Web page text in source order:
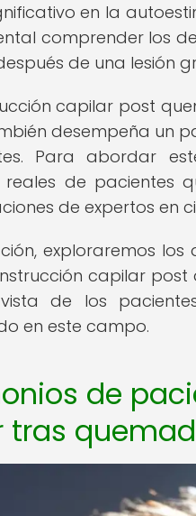
en la
comprender los
de una lesión
capilar post
desempeña un
Para abordar
reales de pacientes
de expertos en
exploraremos
capilar
de los
en este campo.
de
tras